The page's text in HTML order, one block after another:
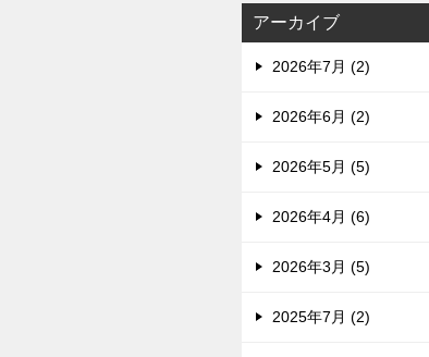
アーカイブ
2026年7月 (2)
2026年6月 (2)
2026年5月 (5)
2026年4月 (6)
2026年3月 (5)
2025年7月 (2)